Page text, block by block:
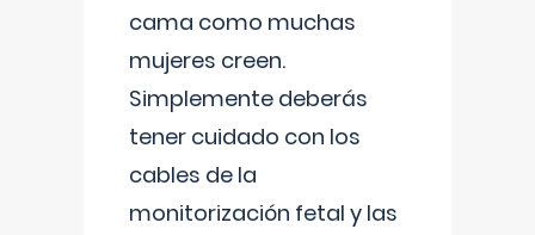
cama como muchas
mujeres creen.
Simplemente deberás
tener cuidado con los
cables de la
monitorización fetal y las